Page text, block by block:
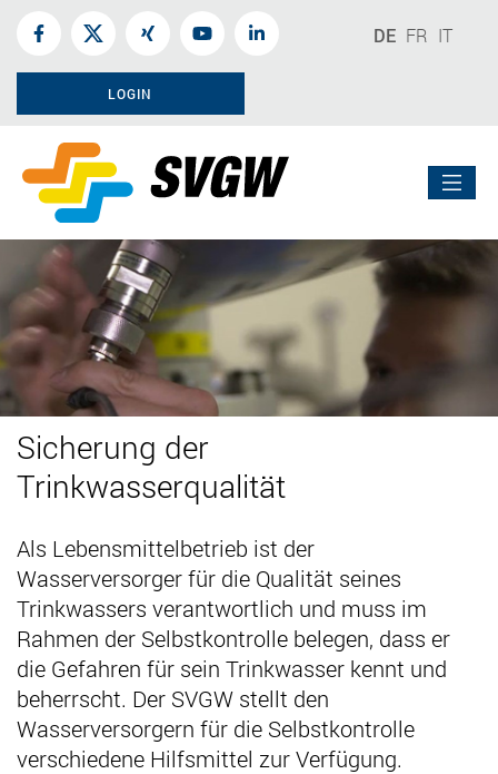
DE FR IT
LOGIN
Sicherung der
Trinkwasserqualität
Als Lebensmittelbetrieb ist der
Wasserversorger für die Qualität seines
Trinkwassers verantwortlich und muss im
Rahmen der Selbstkontrolle belegen, dass er
die Gefahren für sein Trinkwasser kennt und
beherrscht. Der SVGW stellt den
Wasserversorgern für die Selbstkontrolle
verschiedene Hilfsmittel zur Verfügung.